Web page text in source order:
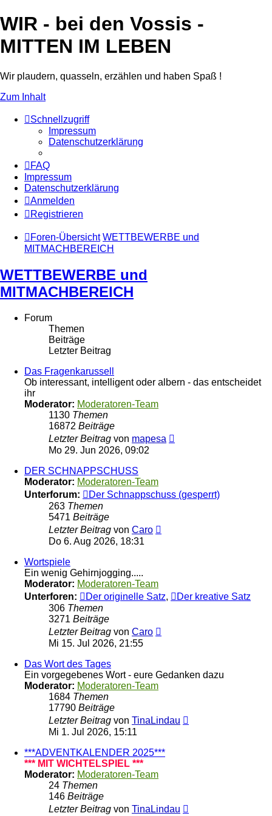
WIR - bei den Vossis -
MITTEN IM LEBEN
Wir plaudern, quasseln, erzählen und haben Spaß !
Zum Inhalt
Schnellzugriff
Impressum
Datenschutzerklärung
FAQ
Impressum
Datenschutzerklärung
Anmelden
Registrieren
Foren-Übersicht WETTBEWERBE und
MITMACHBEREICH
WETTBEWERBE und
MITMACHBEREICH
Forum
Themen
Beiträge
Letzter Beitrag
Das Fragenkarussell
Ob interessant, intelligent oder albern - das entscheidet
ihr
Moderator: Moderatoren-Team
1130 Themen
16872 Beiträge
Letzter Beitrag von mapesa
Mo 29. Jun 2026, 09:02
DER SCHNAPPSCHUSS
Moderator: Moderatoren-Team
Unterforum:
Der Schnappschuss (gesperrt)
263 Themen
5471 Beiträge
Letzter Beitrag von Caro
Do 6. Aug 2026, 18:31
Wortspiele
Ein wenig Gehirnjogging.....
Moderator: Moderatoren-Team
Unterforen:
Der originelle Satz,
Der kreative Satz
306 Themen
3271 Beiträge
Letzter Beitrag von Caro
Mi 15. Jul 2026, 21:55
Das Wort des Tages
Ein vorgegebenes Wort - eure Gedanken dazu
Moderator: Moderatoren-Team
1684 Themen
17790 Beiträge
Letzter Beitrag von TinaLindau
Mi 1. Jul 2026, 15:11
***ADVENTKALENDER 2025***
*** MIT WICHTELSPIEL ***
Moderator: Moderatoren-Team
24 Themen
146 Beiträge
Letzter Beitrag von TinaLindau